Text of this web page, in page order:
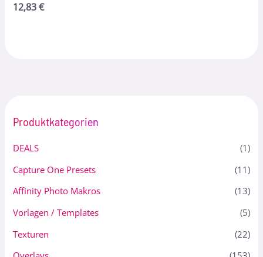
Produktkategorien
DEALS
(1)
Capture One Presets
(11)
Affinity Photo Makros
(13)
Vorlagen / Templates
(5)
Texturen
(22)
Bewertet
mit
12,83€